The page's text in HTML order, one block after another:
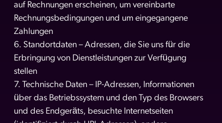
auf Rechnungen erscheinen, um vereinbarte
Rechnungsbedingungen und um eingegangene
Zahlungen
6. Standortdaten – Adressen, die Sie uns für die
Erbringung von Dienstleistungen zur Verfügung
stellen
7. Technische Daten – IP-Adressen, Informationen
über das Betriebssystem und den Typ des Browsers
und des Endgeräts, besuchte Internetseiten